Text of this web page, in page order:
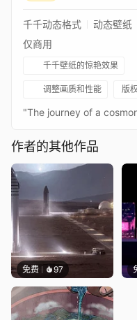
千千动态格式 动态壁纸
仅商用
千千壁纸的惊艳效果
调整画质和性能 版
作者的其他作品
免费 97